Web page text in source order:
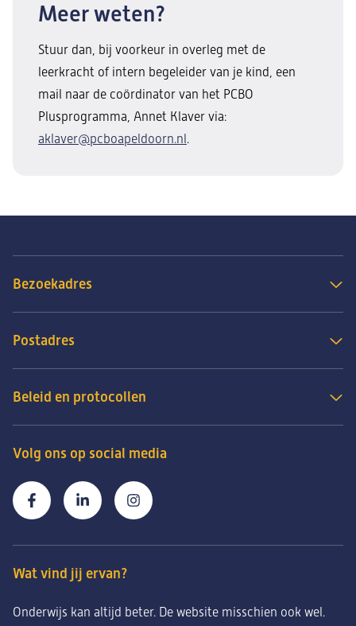
Meer weten?
Stuur dan, bij voorkeur in overleg met de
leerkracht of intern begeleider van je kind, een
mail naar de coördinator van het PCBO
Plusprogramma, Annet Klaver via:
aklaver@pcboapeldoorn.nl .
Bezoekadres
Postadres
Volg ons op social media
Beleid en protocollen
Wat vind jij ervan?
Onderwijs kan altijd beter. De website misschien ook wel.